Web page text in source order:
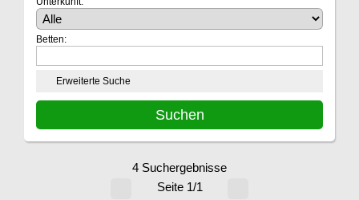
Betten:
Erweiterte Suche
4 Suchergebnisse
Seite 1/1